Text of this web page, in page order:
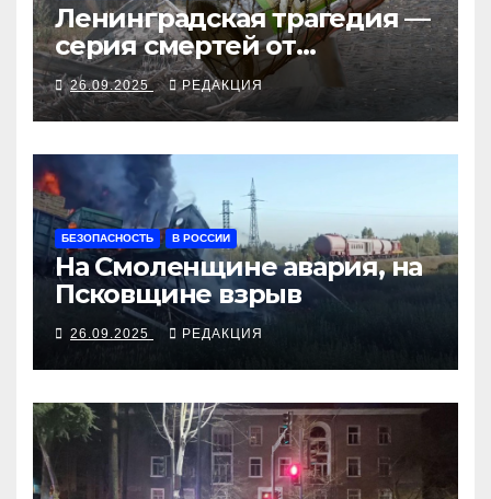
Ленинградская трагедия —
серия смертей от
алкосуррогата
26.09.2025 РЕДАКЦИЯ
БЕЗОПАСНОСТЬ В РОССИИ
На Смоленщине авария, на
Псковщине взрыв
26.09.2025 РЕДАКЦИЯ